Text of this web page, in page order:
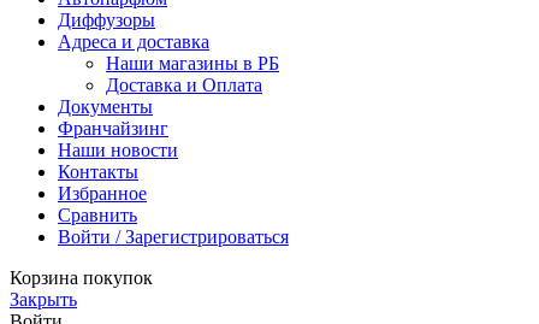
Диффузоры
Адреса и доставка
Наши магазины в РБ
Доставка и Оплата
Документы
Франчайзинг
Наши новости
Контакты
Избранное
Сравнить
Войти / Зарегистрироваться
Корзина покупок
Закрыть